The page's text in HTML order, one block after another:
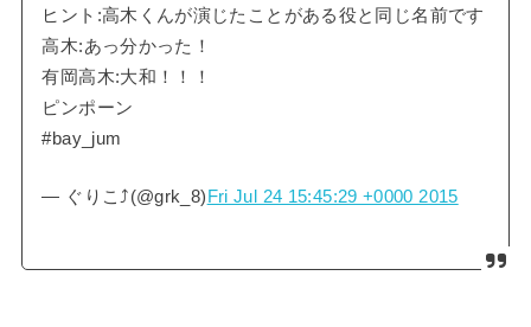
ヒント:高木くんが演じたことがある役と同じ名前です
高木:あっ分かった！
有岡高木:大和！！！
ピンポーン
#bay_jum
— ぐりこ⤴︎(@grk_8) Fri Jul 24 15:45:29 +0000 2015